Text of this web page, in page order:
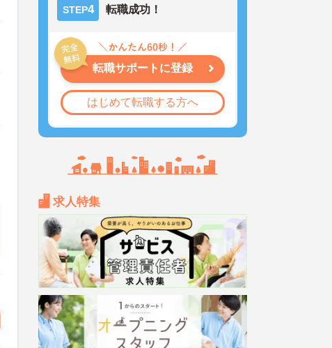
STEP4 転職成功！
転職サポートに登録
はじめて転職する方へ
求人特集